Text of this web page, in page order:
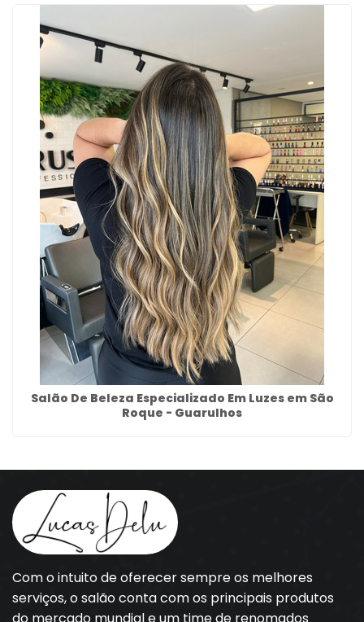
Salão De Beleza Especializado Em Luzes em São
Roque - Guarulhos
Com o intuito de oferecer sempre os melhores
serviços, o salão conta com os principais produtos